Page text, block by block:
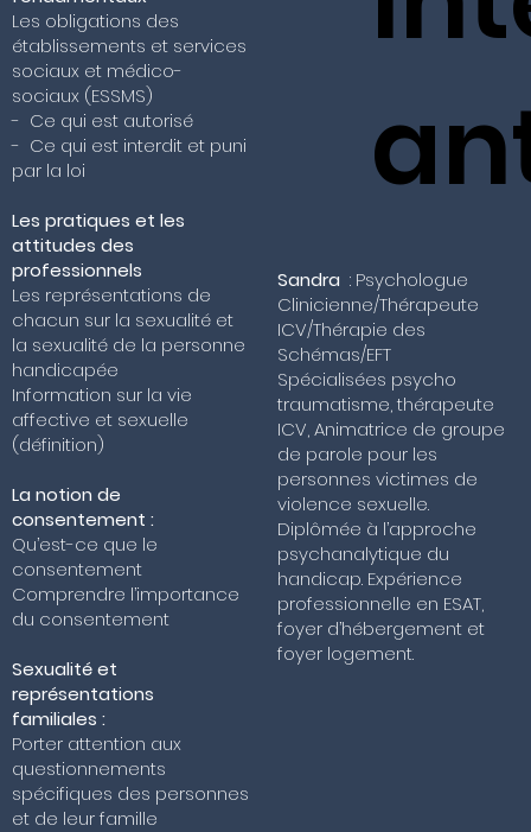
Les obligations des
établissements et services
sociaux et médico-
sociaux (ESSMS)
- Ce qui est autorisé
- Ce qui est interdit et puni
par la loi
Les pratiques et les
attitudes des
professionnels
Les représentations de
chacun sur la sexualité et
la sexualité de la personne
handicapée
Information sur la vie
affective et sexuelle
(définition)
La notion de
consentement :
Qu’est-ce que le
consentement
Comprendre l’importance
du consentement
Sexualité et
représentations
familiales :
Porter attention aux
questionnements
spécifiques des personnes
et de leur famille
Sandra : Psychologue
Clinicienne/Thérapeute
ICV/Thérapie des
Schémas/EFT
Spécialisées psycho
traumatisme, thérapeute
ICV, Animatrice de groupe
de parole pour les
personnes victimes de
violence sexuelle.
Diplômée à l’approche
psychanalytique du
handicap. Expérience
professionnelle en ESAT,
foyer d’hébergement et
foyer logement.